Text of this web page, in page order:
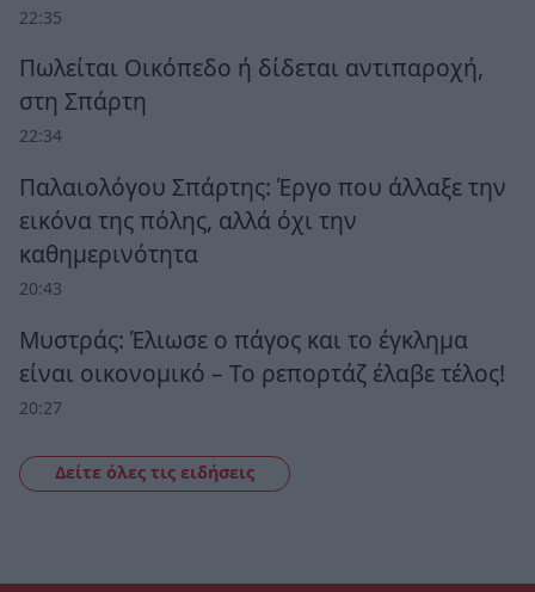
22:35
Πωλείται Οικόπεδο ή δίδεται αντιπαροχή,
στη Σπάρτη
22:34
Παλαιολόγου Σπάρτης: Έργο που άλλαξε την
εικόνα της πόλης, αλλά όχι την
καθημερινότητα
20:43
Μυστράς: Έλιωσε ο πάγος και το έγκλημα
είναι οικονομικό – Το ρεπορτάζ έλαβε τέλος!
20:27
Δείτε όλες τις ειδήσεις